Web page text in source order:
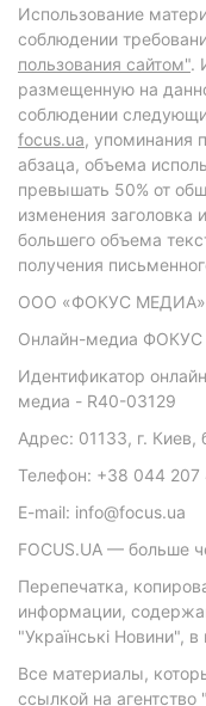
Использование
соблюдении
пользования сайтом".
размещенную на
соблюдении
focus.ua, упоминания
абзаца, объема
превышать 50% от
изменения заголовка
большего объема
получения
ООО «ФОКУС МЕДИА»
Онлайн-медиа ФОКУС
Идентификатор
медиа - R40-03129
Адрес: 01133, г. Киев,
Телефон: +38 044 207
E-mail: info@focus.ua
FOCUS.UA — больше
Перепечатка,
информации,
"Українські Новини",
Все материалы,
ссылкой на